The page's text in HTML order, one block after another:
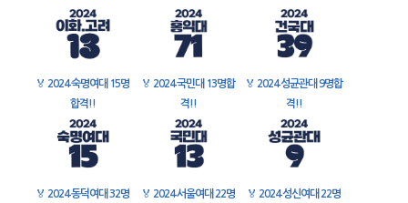
🏅 2024 숙명여대 15명
합격!!
🏅 2024 국민대 13명합
격!!
🏅 2024 성균관대 9명합
격!!
🏅 2024 동덕여대 32명
🏅 2024 서울여대 22명
🏅 2024 성신여대 22명